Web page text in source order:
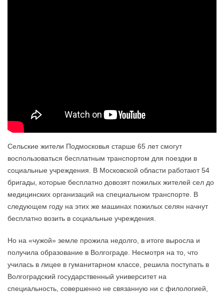
Сельские жители Подмосковья старше 65 лет смогут
воспользоваться бесплатным транспортом для поездки в
социальные учреждения. В Московской области работают 54
бригады, которые бесплатно довозят пожилых жителей сел до
медицинских организаций на специальном транспорте. В
следующем году на этих же машинах пожилых селян начнут
бесплатно возить в социальные учреждения.
Но на «чужой» земле прожила недолго, в итоге выросла и
получила образование в Волгограде. Несмотря на то, что
училась в лицее в гуманитарном классе, решила поступать в
Волгоградский государственный университет на
специальность, совершенно не связанную ни с филологией,